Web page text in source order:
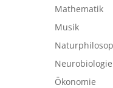
Mathematik
Musik
Neurobiologie
Ökonomie